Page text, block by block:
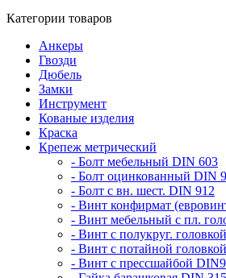
Категории товаров
Анкеры
Гвозди
Дюбель
Замки
Инструмент
Кованые изделия
Краска
Крепеж метрический
- Болт мебельный DIN 603
- Болт оцинкованный DIN
- Болт с вн. шест. DIN 912
- Винт конфирмат
- Винт мебельный с пл.
- Винт с полукруг.
- Винт с потайной
- Винт с прессшайбой